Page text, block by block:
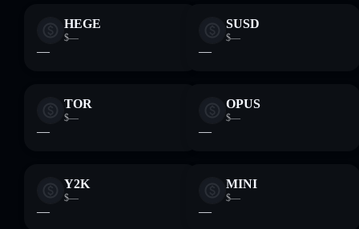
HEGE
$—
—
SUSD
$—
—
TOR
$—
—
OPUS
$—
—
Y2K
$—
—
MINI
$—
—